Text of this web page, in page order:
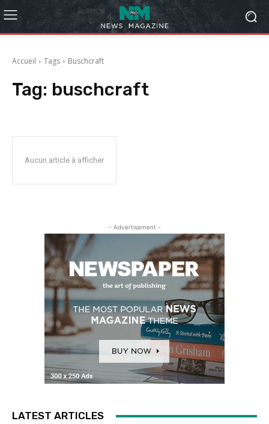
Accueil Tags Buschcraft
Tag: buschcraft
Aucun article à afficher
- Advertisement -
LATEST ARTICLES